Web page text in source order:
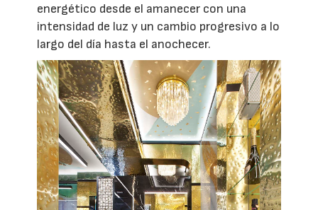
energético desde el amanecer con una
intensidad de luz y un cambio progresivo a lo
largo del día hasta el anochecer.